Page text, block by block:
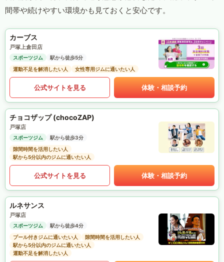
間帯や続けやすい環境かも見ておくと安心です。
カーブス
戸塚上倉田店
スポーツジム
駅から徒歩5分
運動不足を解消したい人
女性専用ジムに通いたい人
公式サイトを見る 体験・相談予約
チョコザップ (chocoZAP)
戸塚店
スポーツジム
駅から徒歩3分
隙間時間を活用したい人
駅から5分以内のジムに通いたい人
公式サイトを見る 体験・相談予約
ルネサンス
戸塚店
スポーツジム
駅から徒歩4分
プール付きジムに通いたい人
隙間時間を活用したい人
駅から5分以内のジムに通いたい人
運動不足を解消したい人